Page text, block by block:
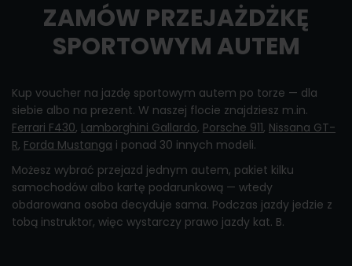
ZAMÓW PRZEJAŻDŻKĘ
SPORTOWYM AUTEM
Kup voucher na jazdę sportowym autem po torze — dla
siebie albo na prezent. W naszej flocie znajdziesz m.in.
Ferrari F430, Lamborghini Gallardo, Porsche 911, Nissana GT-
R, Forda Mustanga i ponad 30 innych modeli.
Możesz wybrać przejazd jednym autem, pakiet kilku
samochodów albo kartę podarunkową — wtedy
obdarowana osoba decyduje sama. Podczas jazdy jedzie z
tobą instruktor, więc wystarczy prawo jazdy kat. B.